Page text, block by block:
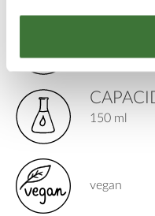
TIPO
150 ml
vegan